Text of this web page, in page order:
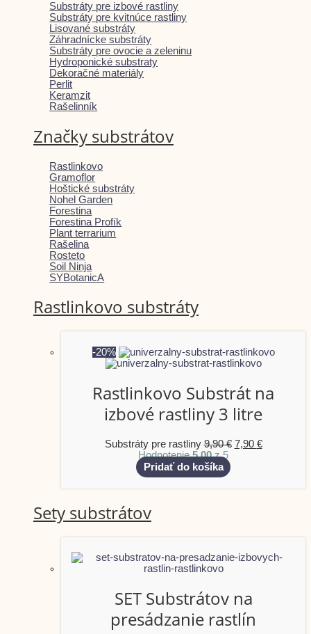
Substráty pre izbové rastliny
Substráty pre kvitnúce rastliny
Lisované substráty
Záhradnícke substráty
Substráty pre ovocie a zeleninu
Hydroponické substraty
Dekoračné materiály
Perlit
Keramzit
Rašelinník
Značky substrátov
Rastlinkovo
Gramoflor
Hoštické substráty
Nohel Garden
Forestina
Forestina Profík
Plant terrarium
Rašelina
Rosteto
Soil Ninja
SYBotanicA
Rastlinkovo substráty
-20%
Rastlinkovo Substrát na
izbové rastliny 3 litre
Substráty pre rastliny9,90€ 7,90 €
Hodnotenie5.00z 5
Pridať do košíka
Sety substrátov
SET Substrátov na
presádzanie rastlín